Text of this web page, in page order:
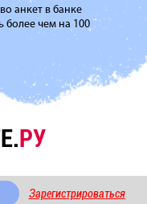
анкет в банке
более чем на 100
РУ
Зарегистрироваться